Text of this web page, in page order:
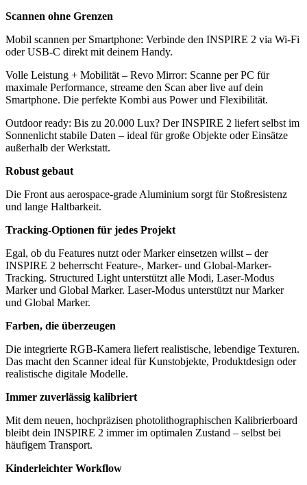
Scannen ohne Grenzen
Mobil scannen per Smartphone: Verbinde den INSPIRE 2 via Wi-Fi
oder USB-C direkt mit deinem Handy.
Volle Leistung + Mobilität – Revo Mirror: Scanne per PC für
maximale Performance, streame den Scan aber live auf dein
Smartphone. Die perfekte Kombi aus Power und Flexibilität.
Outdoor ready: Bis zu 20.000 Lux? Der INSPIRE 2 liefert selbst im
Sonnenlicht stabile Daten – ideal für große Objekte oder Einsätze
außerhalb der Werkstatt.
Robust gebaut
Die Front aus aerospace-grade Aluminium sorgt für Stoßresistenz
und lange Haltbarkeit.
Tracking-Optionen für jedes Projekt
Egal, ob du Features nutzt oder Marker einsetzen willst – der
INSPIRE 2 beherrscht Feature-, Marker- und Global-Marker-
Tracking. Structured Light unterstützt alle Modi, Laser-Modus
Marker und Global Marker. Laser-Modus unterstützt nur Marker
und Global Marker.
Farben, die überzeugen
Die integrierte RGB-Kamera liefert realistische, lebendige Texturen.
Das macht den Scanner ideal für Kunstobjekte, Produktdesign oder
realistische digitale Modelle.
Immer zuverlässig kalibriert
Mit dem neuen, hochpräzisen photolithographischen Kalibrierboard
bleibt dein INSPIRE 2 immer im optimalen Zustand – selbst bei
häufigem Transport.
Kinderleichter Workflow